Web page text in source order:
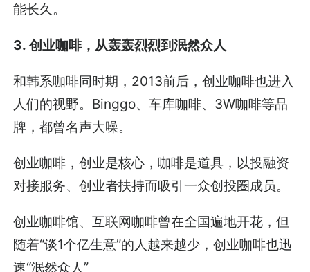
能长久。
3. 创业咖啡，从轰轰烈烈到泯然众人
和韩系咖啡同时期，2013前后，创业咖啡也进入
人们的视野。Binggo、车库咖啡、3W咖啡等品
牌，都曾名声大噪。
创业咖啡，创业是核心，咖啡是道具，以投融资
对接服务、创业者扶持而吸引一众创投圈成员。
创业咖啡馆、互联网咖啡曾在全国遍地开花，但
随着“谈1个亿生意”的人越来越少，创业咖啡也迅
速“泯然众人”